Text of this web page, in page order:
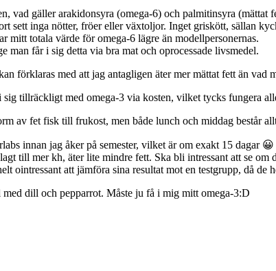
vad gäller arakidonsyra (omega-6) och palmitinsyra
sett inga nötter, fröer eller växtoljor. Inget griskött, sällan
mitt totala värde för omega-6 lägre än modellpersonernas.
man får i sig detta via bra mat och oprocessade livsmedel.
förklaras med att jag antagligen äter mer mättat fett än vad
tillräckligt med omega-3 via kosten, vilket tycks fungera
av fet fisk till frukost, men både lunch och middag består
innan jag åker på semester, vilket är om exakt 15 dagar
till mer kh, äter lite mindre fett. Ska bli intressant att se om
ointressant att jämföra sina resultat mot en testgrupp, då
dill och pepparrot. Måste ju få i mig mitt omega-3:D